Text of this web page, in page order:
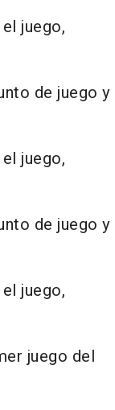
juego,
de juego y
juego,
de juego y
juego,
juego del